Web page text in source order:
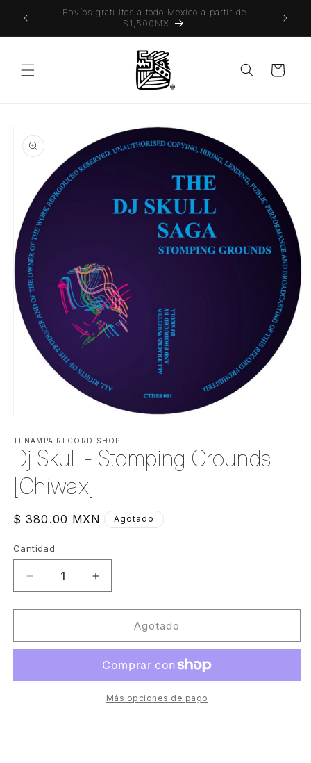
directamenteEnvíos gratuitos a todo México a partir de
$1,500MX
Carrito
a la
información
del producto
multimedia
1
en
una
ventana
modal
TENAMPA RECORD SHOP
Dj Skull - Stomping Grounds
[Chiwax]
Precio
$ 380.00 MXN Agotado
Cantidad
Cantidad
Reducir
cantidad
para
Skull
Grounds
Aumentar
cantidad
para
Skull
Stomping
Grounds
[Chiwax]
Agotado
Más opciones de pago